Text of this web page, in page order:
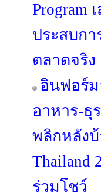
Program
ประสบก
ตลาดจริง
อินฟอร์ม
อาหาร-ธุ
พลิกหลังบ้
Thailand
ร่วมโชว์